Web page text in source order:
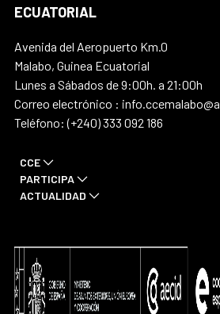
ECUATORIAL
Avenida del Aeropuerto Km.0
Malabo, Guinea Ecuatorial
Lunes a Sábados de 9:00h. a 21:00h
Correo electrónico :
Teléfono: (+240) 333 092 186
CCE
PARTICIPA
ACTUALIDAD